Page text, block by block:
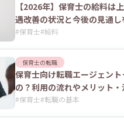
【2026年】保育士の給料は上
遇改善の状況と今後の見通
#保育士#給料
保育士の転職
保育士向け転職エージェント
の？利用の流れやメリット・
#保育士#転職の基本